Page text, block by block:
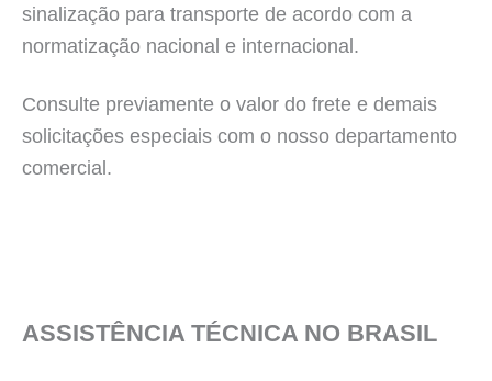
sinalização para transporte de acordo com a
normatização nacional e internacional.
Consulte previamente o valor do frete e demais
solicitações especiais com o nosso departamento
comercial.
ASSISTÊNCIA TÉCNICA NO BRASIL